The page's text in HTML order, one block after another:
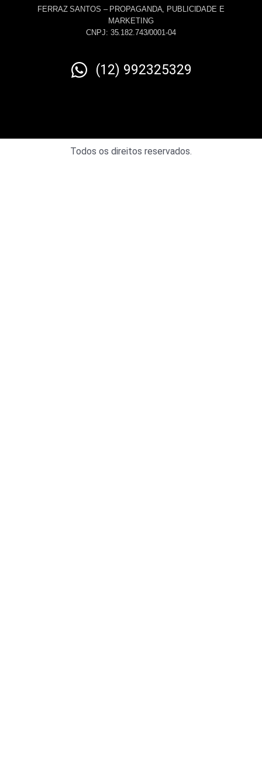
FERRAZ SANTOS – PROPAGANDA, PUBLICIDADE E
MARKETING
CNPJ: 35.182.743/0001-04
(12) 992325329
Todos os direitos reservados.